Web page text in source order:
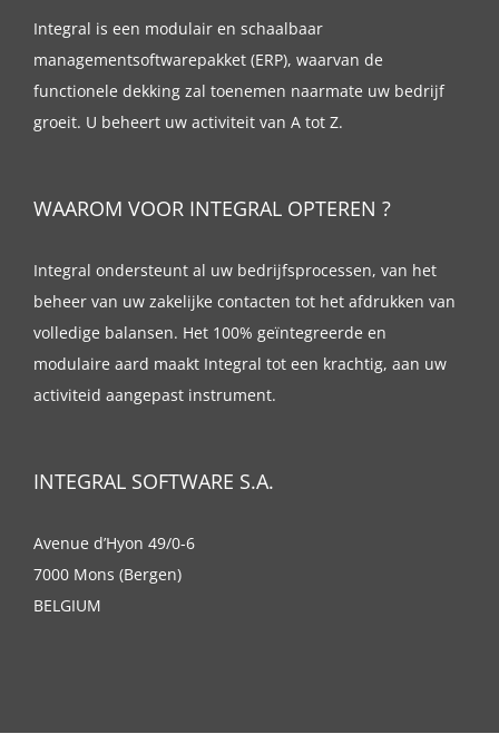
Integral is een modulair en schaalbaar
managementsoftwarepakket (ERP), waarvan de
functionele dekking zal toenemen naarmate uw bedrijf
groeit. U beheert uw activiteit van A tot Z.
WAAROM VOOR INTEGRAL OPTEREN ?
Integral ondersteunt al uw bedrijfsprocessen, van het
beheer van uw zakelijke contacten tot het afdrukken van
volledige balansen. Het 100% geïntegreerde en
modulaire aard maakt Integral tot een krachtig, aan uw
activiteid aangepast instrument.
INTEGRAL SOFTWARE S.A.
Avenue d’Hyon 49/0-6
7000 Mons (Bergen)
BELGIUM